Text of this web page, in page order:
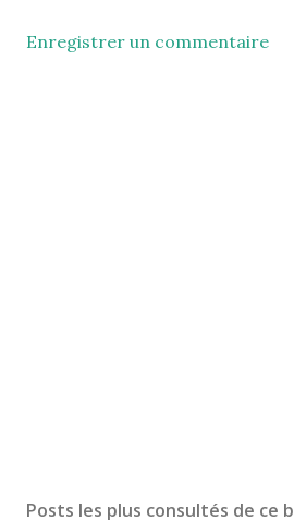
Enregistrer un commentaire
Posts les plus consultés de ce